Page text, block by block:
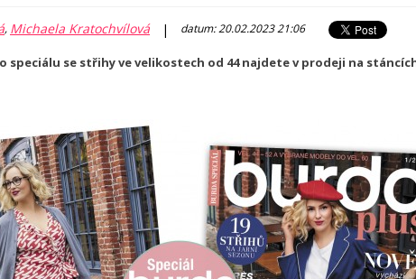
, Michaela Kratochvílová | datum: 20.02.2023 21:06
speciálu se střihy ve velikostech od 44 najdete v prodeji na